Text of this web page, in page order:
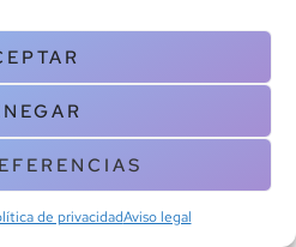
de privacidadAviso legal
All Rights Reserved |
| Aviso legal